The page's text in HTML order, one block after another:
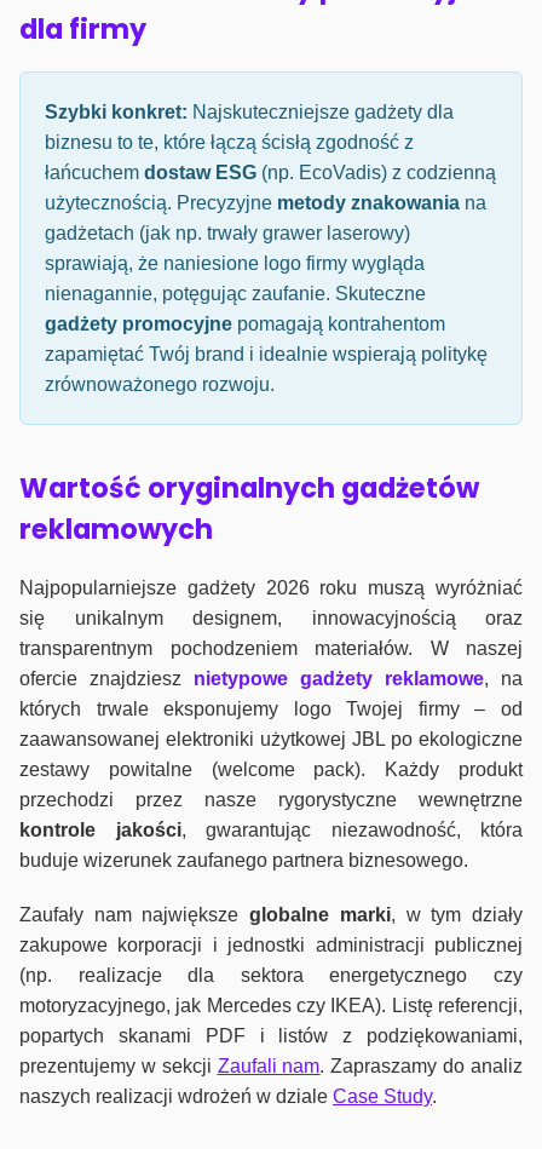
dla firmy
Szybki konkret: Najskuteczniejsze gadżety dla
biznesu to te, które łączą ścisłą zgodność z
łańcuchem dostaw ESG (np. EcoVadis) z codzienną
użytecznością. Precyzyjne metody znakowania na
gadżetach (jak np. trwały grawer laserowy)
sprawiają, że naniesione logo firmy wygląda
nienagannie, potęgując zaufanie. Skuteczne
gadżety promocyjne pomagają kontrahentom
zapamiętać Twój brand i idealnie wspierają politykę
zrównoważonego rozwoju.
Wartość oryginalnych gadżetów
reklamowych
Najpopularniejsze gadżety 2026 roku muszą wyróżniać
się unikalnym designem, innowacyjnością oraz
transparentnym pochodzeniem materiałów. W naszej
ofercie znajdziesz nietypowe gadżety reklamowe, na
których trwale eksponujemy logo Twojej firmy – od
zaawansowanej elektroniki użytkowej JBL po ekologiczne
zestawy powitalne (welcome pack). Każdy produkt
przechodzi przez nasze rygorystyczne wewnętrzne
kontrole jakości, gwarantując niezawodność, która
buduje wizerunek zaufanego partnera biznesowego.
Zaufały nam największeglobalne marki, w tym działy
zakupowe korporacji i jednostki administracji publicznej
(np. realizacje dla sektora energetycznego czy
motoryzacyjnego, jak Mercedes czy IKEA). Listę referencji,
popartych skanami PDF i listów z podziękowaniami,
prezentujemy w sekcji Zaufali nam. Zapraszamy do analiz
naszych realizacji wdrożeń w dziale Case Study.